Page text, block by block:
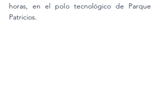
horas, en el polo tecnológico de Parque
Patricios.